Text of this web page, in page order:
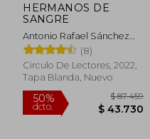
10%
dcto. $
HERMANOS DE
SANGRE
Antonio Rafael Sánchez
Sánchez
(8)
Circulo De Lectores, 2022,
Tapa Blanda, Nuevo